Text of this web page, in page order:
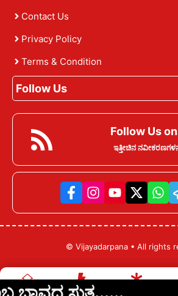
Contact Us
Privacy Policy
Terms & Condition
Follow Us
Follow Us
ಇತ್ತೀಚಿನ
© Vijayadarpana • All rights
Home ಇತ್ತೀಚಿನ ಸುದ್ದಿ